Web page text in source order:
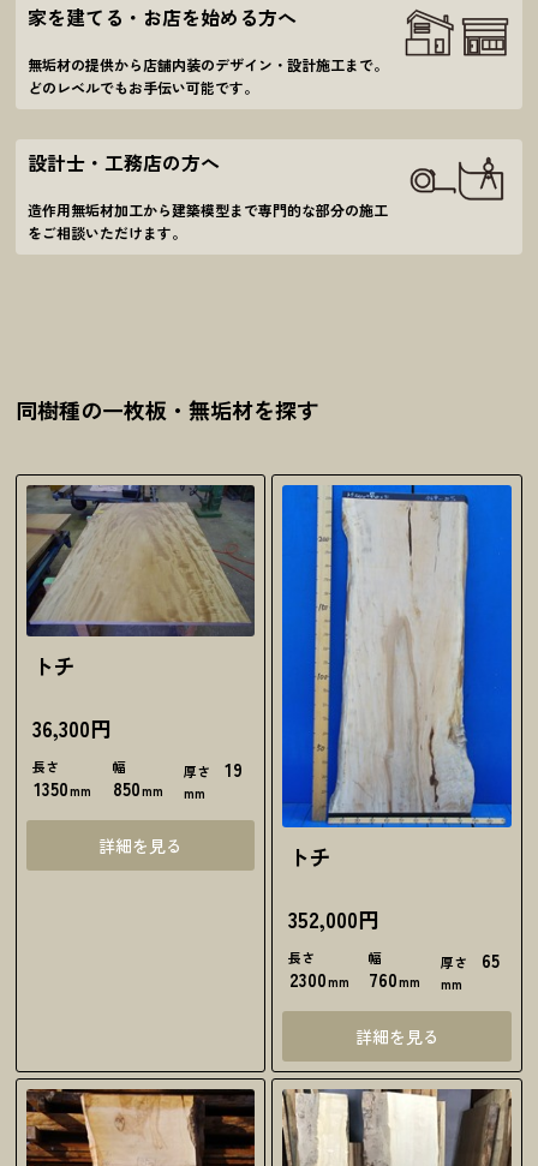
家を建てる・お店を始める方へ
無垢材の提供から店舗内装のデザイン・設計施工まで。
どのレベルでもお手伝い可能です。
設計士・工務店の方へ
造作用無垢材加工から建築模型まで専門的な部分の施工
をご相談いただけます。
同樹種の一枚板・無垢材を探す
トチ
36,300円
長さ
1350mm
幅
850mm
厚さ 19
mm
詳細を見る
トチ
352,000円
長さ
2300mm
幅
760mm
厚さ 65
mm
詳細を見る